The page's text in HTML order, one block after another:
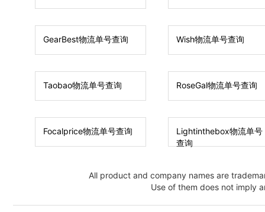
GearBest物流单号查询 Wish物流单号查询
Taobao物流单号查询 RoseGal物流单号查询
Focalprice物流单号查询
Lightinthebox物流单号
查询
All product and company names are
Use of them does not imply